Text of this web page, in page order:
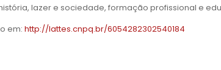
lazer e sociedade, formação profissional e
em: http://lattes.cnpq.br/6054282302540184